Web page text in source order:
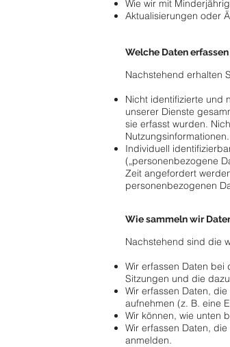
Wie wir mit
Aktualisierungen oder
Welche Daten
Nachstehend erhalten
Nicht identifizierte und
unserer Dienste
sie erfasst wurden.
Nutzungsinformationen.
Individuell
(„personenbezogene
Zeit angefordert
personenbezogenen
Wie sammeln wir
Nachstehend sind die
Wir erfassen Daten bei
Sitzungen und die
Wir erfassen Daten,
aufnehmen (z. B. eine
Wir können, wie unten
Wir erfassen Daten,
anmelden.